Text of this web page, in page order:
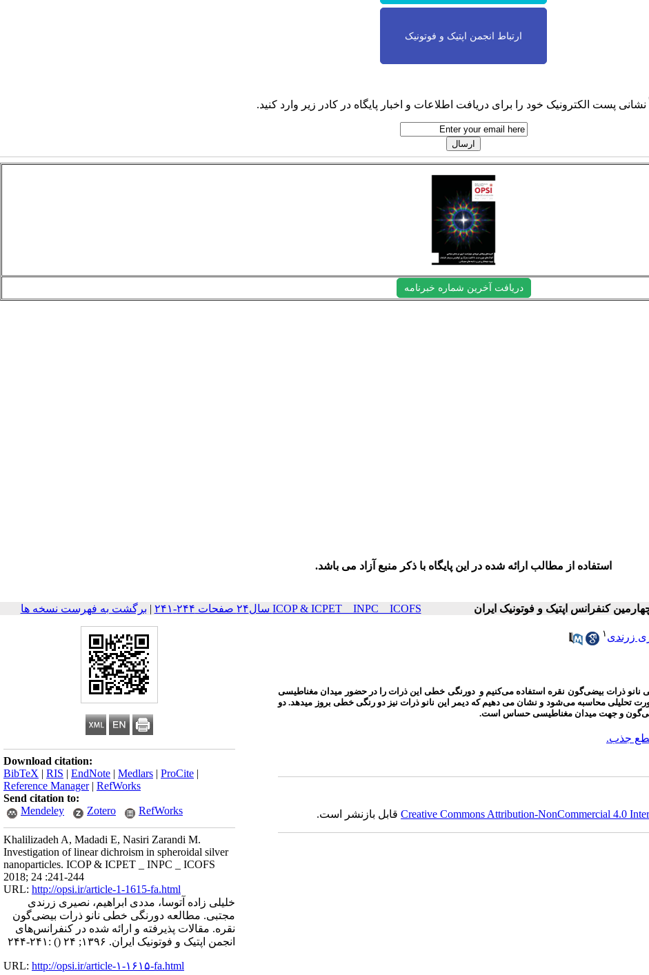
ارتباط انجمن اپتیک و فوتونیک
نشانی پست الکترونیک خود را برای دریافت اطلاعات و اخبار پایگاه در کادر زیر وارد کنید.
دریافت آخرین شماره خبرنامه
استفاده از مطالب ارائه شده در این پایگاه با ذکر منبع آزاد می باشد.
ICOP & ICPET _ INPC _ ICOFS سال۲۴ صفحات ۲۴۴-۲۴۱ | برگشت به فهرست نسخه ها
Download citation:
BibTeX | RIS | EndNote | Medlars | ProCite |
Reference Manager| RefWorks
Send citation to:
Mendeley
Zotero RefWorks
Khalilizadeh A, Madadi E, Nasiri Zarandi M.
Investigation of linear dichroism in spheroidal silver
nanoparticles. ICOP & ICPET _ INPC _ ICOFS
2018; 24 :241-244
URL: http://opsi.ir/article-1-1615-fa.html
خلیلی زاده آتوسا، مددی ابراهیم، نصیری زرندی
مجتبی. مطالعه دورنگی خطی نانو ذرات بیضی‌گون
نقره. مقالات پذیرفته و ارائه شده در کنفرانس‌های
انجمن اپتیک و فوتونیک ایران. ۱۳۹۶; ۲۴
() :۲۴۱-۲۴۴
URL: http://opsi.ir/article-۱-۱۶۱۵-fa.html
زرندی ۱
نانو ذرات بیضی‌گون نقره استفاده می‌کنیم و دورنگی خطی این ذرات را در حضور میدان مغناطیسی
تحلیلی محاسبه می‌شود و نشان می دهیم که دیمر این نانو ذرات نیز دو رنگی خطی بروز می­دهد. دو
و جهت میدان مغناطیسی حساس است.
جذب.
Creative Commons Attribution-NonCommercial 4.0قابل بازنشر است.